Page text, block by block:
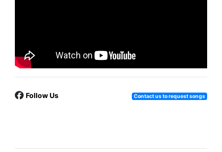
Follow Us Contact us to request songs